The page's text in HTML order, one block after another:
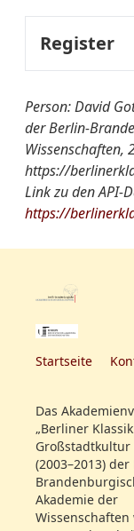
Register
Gruppen/
Register:
Person: David
der Berlin-
Wissenschaften,
https://
Link zu den API-
https://
Startseite
Das
„Berliner
Großstadtkultur
(2003–2013)
Akademie der
Wissenschaften